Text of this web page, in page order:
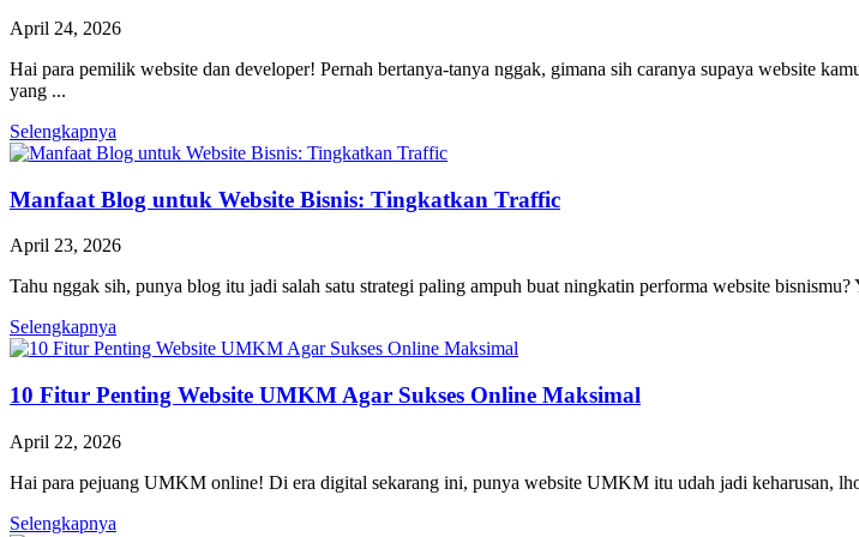
April 24, 2026
Hai para pemilik website dan developer! Pernah bertanya-tanya nggak, gimana sih caranya supaya website
yang ...
Selengkapnya
Manfaat Blog untuk Website Bisnis: Tingkatkan Traffic
April 23, 2026
Tahu nggak sih, punya blog itu jadi salah satu strategi paling ampuh buat ningkatin performa website
Selengkapnya
10 Fitur Penting Website UMKM Agar Sukses Online Maksimal
April 22, 2026
Hai para pejuang UMKM online! Di era digital sekarang ini, punya website UMKM itu udah jadi keharusan,
Selengkapnya